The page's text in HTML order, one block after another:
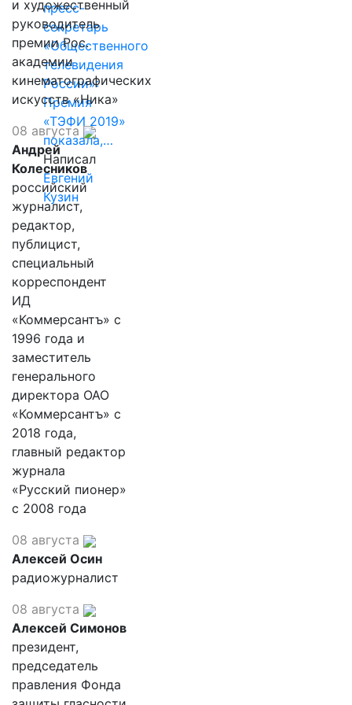
пресс-
секретарь
«Общественного
телевидения
России»:
Премия
«ТЭФИ 2019»
показала,…
Написал
Евгений
Кузин
и художественный
руководитель
премии Рос.
академии
кинематографических
искусств «Ника»
08 августа
Андрей
Колесников
российский
журналист,
редактор,
публицист,
специальный
корреспондент
ИД
«Коммерсантъ» с
1996 года и
заместитель
генерального
директора ОАО
«Коммерсантъ» с
2018 года,
главный редактор
журнала
«Русский пионер»
с 2008 года
08 августа
Алексей Осин
радиожурналист
08 августа
Алексей Симонов
президент,
председатель
правления Фонда